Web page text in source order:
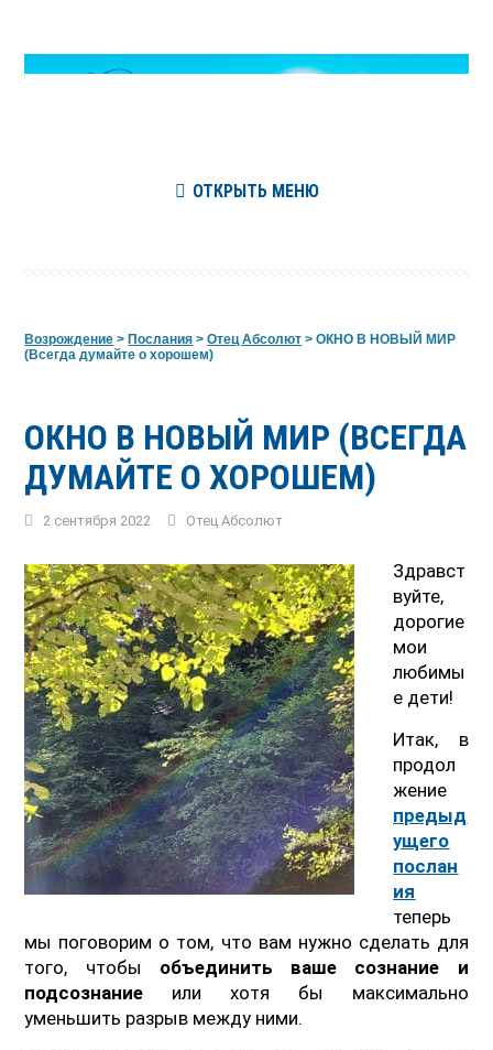
ОТКРЫТЬ МЕНЮ
Возрождение >Послания >Отец Абсолют >ОКНО В НОВЫЙ МИР
(Всегда думайте о хорошем)
ОКНО В НОВЫЙ МИР (ВСЕГДА
ДУМАЙТЕ О ХОРОШЕМ)
2 сентября 2022 Отец Абсолют
Здравст
вуйте,
дорогие
мои
любимы
е дети!
Итак, в
продол
жение
предыд
ущего
послан
ия
теперь
мы поговорим о том, что вам нужно сделать для
того, чтобы объединить ваше сознание и
подсознание или хотя бы максимально
уменьшить разрыв между ними.